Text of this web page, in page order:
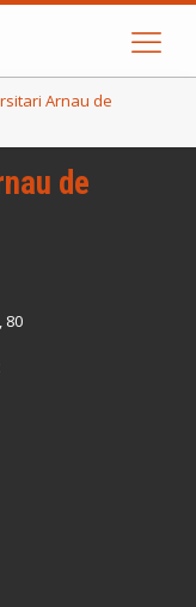
Arnau de
de
80